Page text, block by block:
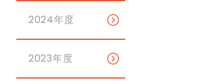
2024年度
2023年度